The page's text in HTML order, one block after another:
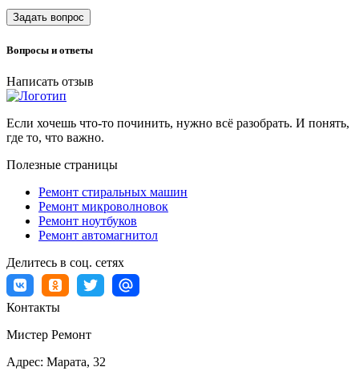
Задать вопрос
Вопросы и ответы
Написать отзыв
Если хочешь что-то починить, нужно всё разобрать. И понять,
где то, что важно.
Полезные страницы
Ремонт стиральных машин
Ремонт микроволновок
Ремонт ноутбуков
Ремонт автомагнитол
Делитесь в соц. сетях
Контакты
Мистер Ремонт
Адрес: Марата, 32